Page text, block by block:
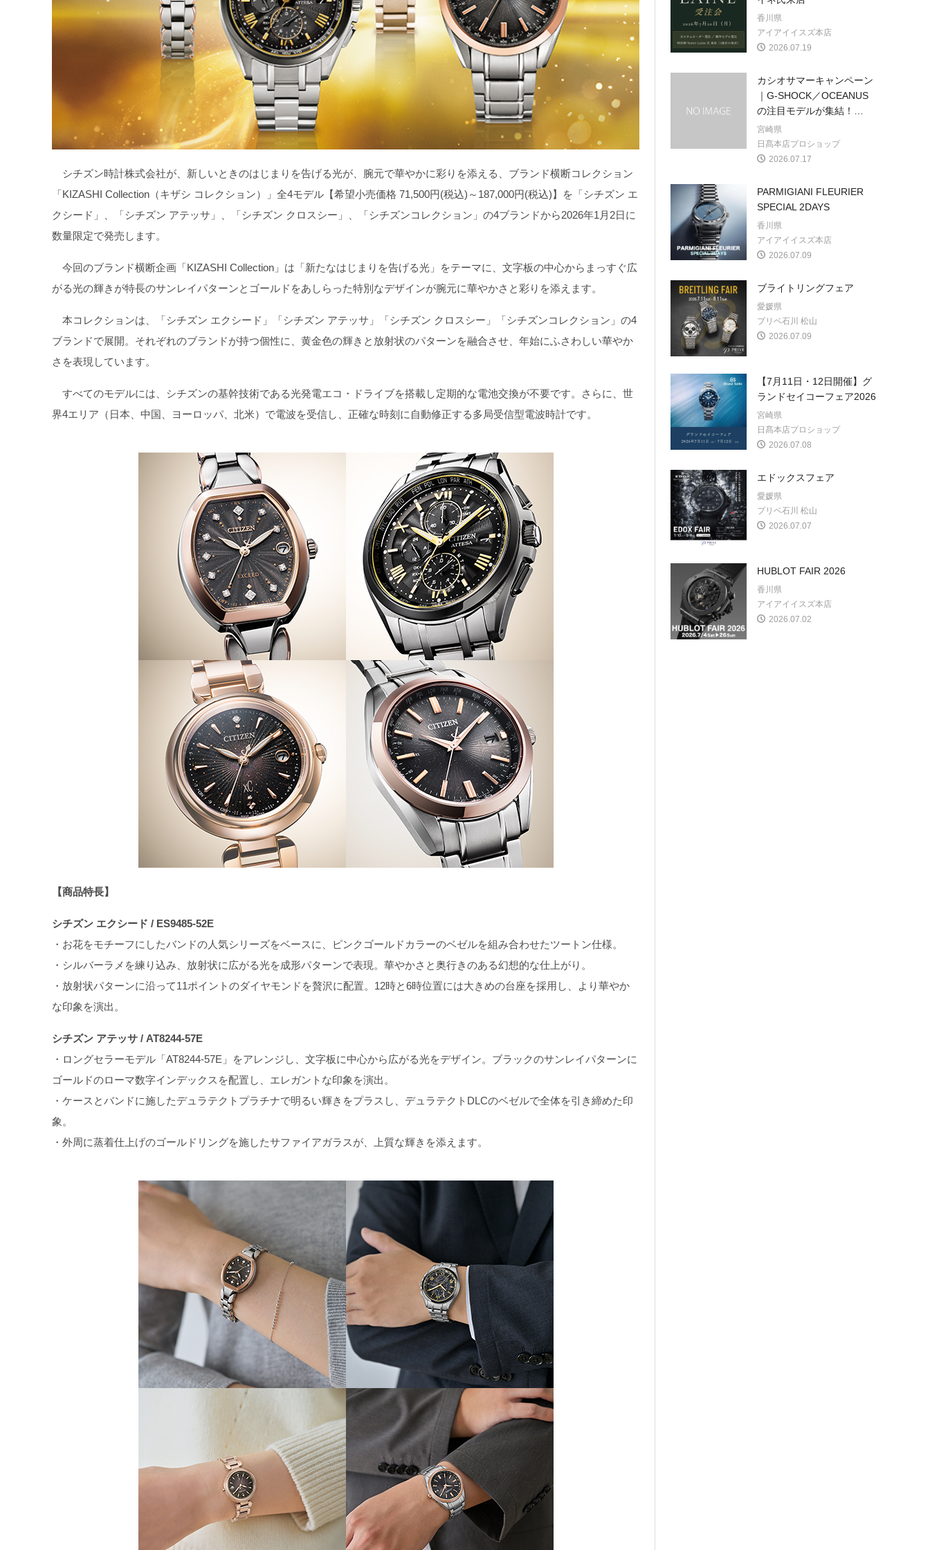
シチズン時計株式会社が、新しいときのはじまりを告げる光が、腕元で華やかに彩りを添える、ブランド横断コレクション
「KIZASHI Collection（キザシ コレクション）」全4モデル【希望小売価格 71,500円(税込)～187,000円(税込)】を「シチズン エ
クシード」、「シチズン アテッサ」、「シチズン クロスシー」、「シチズンコレクション」の4ブランドから2026年1月2日に
数量限定で発売します。
今回のブランド横断企画「KIZASHI Collection」は「新たなはじまりを告げる光」をテーマに、文字板の中心からまっすぐ広
がる光の輝きが特長のサンレイパターンとゴールドをあしらった特別なデザインが腕元に華やかさと彩りを添えます。
本コレクションは、「シチズン エクシード」「シチズン アテッサ」「シチズン クロスシー」「シチズンコレクション」の4
ブランドで展開。それぞれのブランドが持つ個性に、黄金色の輝きと放射状のパターンを融合させ、年始にふさわしい華やか
さを表現しています。
すべてのモデルには、シチズンの基幹技術である光発電エコ・ドライブを搭載し定期的な電池交換が不要です。さらに、世
界4エリア（日本、中国、ヨーロッパ、北米）で電波を受信し、正確な時刻に自動修正する多局受信型電波時計です。
【商品特長】
シチズン エクシード / ES9485-52E
・お花をモチーフにしたバンドの人気シリーズをベースに、ピンクゴールドカラーのベゼルを組み合わせたツートン仕様。
・シルバーラメを練り込み、放射状に広がる光を成形パターンで表現。華やかさと奥行きのある幻想的な仕上がり。
・放射状パターンに沿って11ポイントのダイヤモンドを贅沢に配置。12時と6時位置には大きめの台座を採用し、より華やか
な印象を演出。
シチズン アテッサ / AT8244-57E
・ロングセラーモデル「AT8244-57E」をアレンジし、文字板に中心から広がる光をデザイン。ブラックのサンレイパターンに
ゴールドのローマ数字インデックスを配置し、エレガントな印象を演出。
・ケースとバンドに施したデュラテクトプラチナで明るい輝きをプラスし、デュラテクトDLCのベゼルで全体を引き締めた印
象。
・外周に蒸着仕上げのゴールドリングを施したサファイアガラスが、上質な輝きを添えます。
香川県
アイアイイスズ本店
2026.07.19
カシオサマーキャンペーン
｜G-SHOCK／OCEANUS
の注目モデルが集結！ …
宮崎県
日髙本店プロショップ
2026.07.17
PARMIGIANI FLEURIER
SPECIAL 2DAYS
香川県
アイアイイスズ本店
2026.07.09
ブライトリングフェア
愛媛県
プリベ石川 松山
2026.07.09
【7月11日・12日開催】グ
ランドセイコーフェア2026
宮崎県
日髙本店プロショップ
2026.07.08
エドックスフェア
愛媛県
プリベ石川 松山
2026.07.07
HUBLOT FAIR 2026
香川県
アイアイイスズ本店
2026.07.02